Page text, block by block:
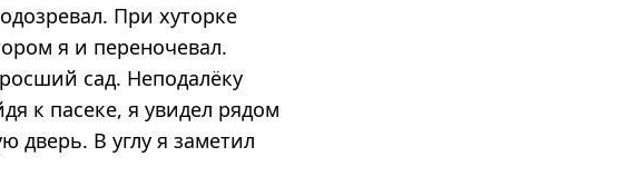
При хуторке
я и переночевал.
сад. Неподалёку
к пасеке, я увидел рядом
дверь. В углу я заметил